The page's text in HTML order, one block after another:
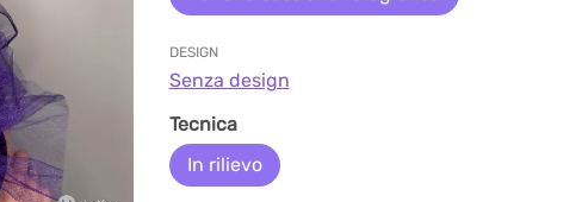
DESIGN
Senza design
Tecnica
In rilievo